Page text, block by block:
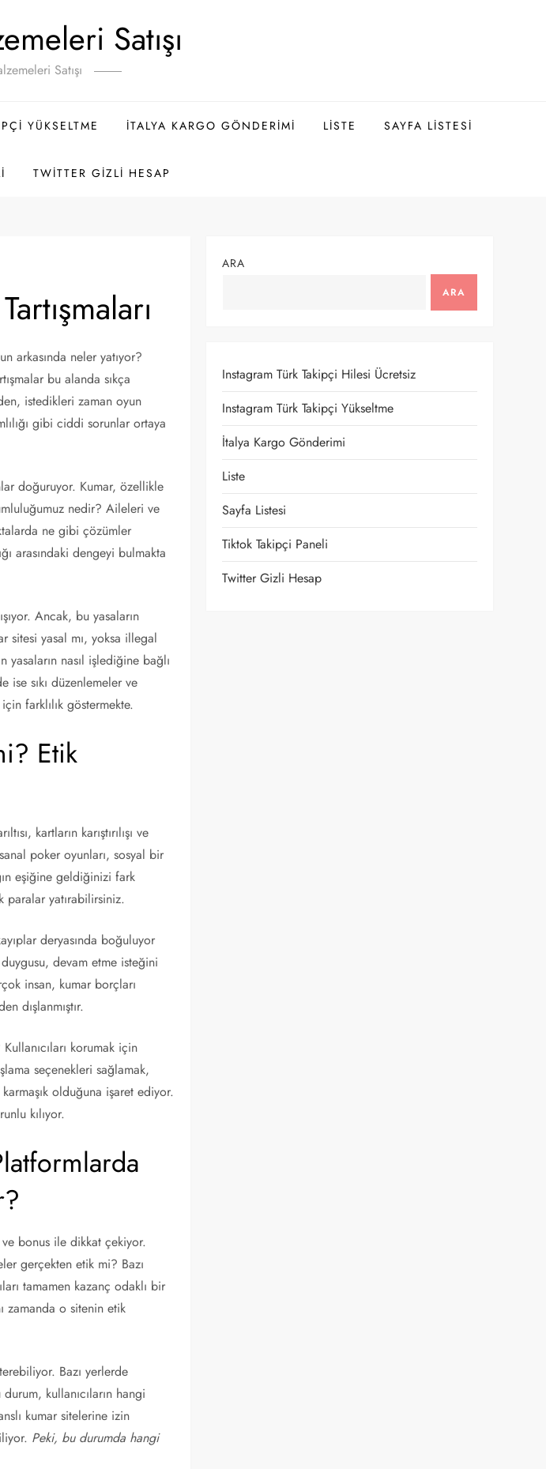
Satışı
Satışı
YÜKSELTME İTALYA KARGO GÖNDERIMI LISTE SAYFA LISTESI
TWITTER GIZLI HESAP
arkasında neler yatıyor?
bu alanda sıkça
istedikleri zaman oyun
gibi ciddi sorunlar ortaya
doğuruyor. Kumar, özellikle
nedir? Aileleri ve
ne gibi çözümler
arasındaki dengeyi bulmakta
Ancak, bu yasaların
sitesi yasal mı, yoksa illegal
nasıl işlediğine bağlı
sıkı düzenlemeler ve
farklılık göstermekte.
Etik
kartların karıştırılışı ve
poker oyunları, sosyal bir
eşiğine geldiğinizi fark
yatırabilirsiniz.
deryasında boğuluyor
devam etme isteğini
insan, kumar borçları
dışlanmıştır.
korumak için
seçenekleri sağlamak,
olduğuna işaret ediyor.
kılıyor.
ve bonus ile dikkat çekiyor.
gerçekten etik mi? Bazı
tamamen kazanç odaklı bir
zamanda o sitenin etik
Bazı yerlerde
kullanıcıların hangi
kumar sitelerine izin
Peki, bu durumda hangi
ARA
ARA
Instagram Türk Takipçi Hilesi Ücretsiz
Instagram Türk Takipçi Yükseltme
İtalya Kargo Gönderimi
Liste
Sayfa Listesi
Tiktok Takipçi Paneli
Twitter Gizli Hesap